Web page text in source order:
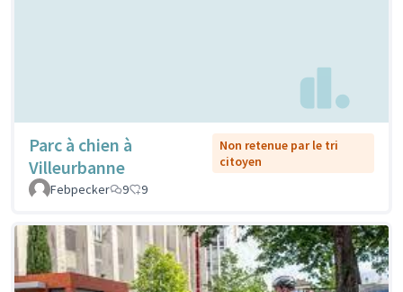
Parc à chien à
Villeurbanne
Non retenue par le tri
citoyen
Febpecker
9 9